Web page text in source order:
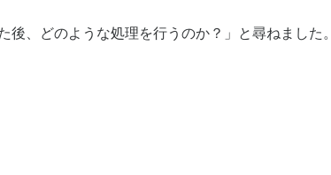
後、どのような処理を行うのか？」と尋ねました。